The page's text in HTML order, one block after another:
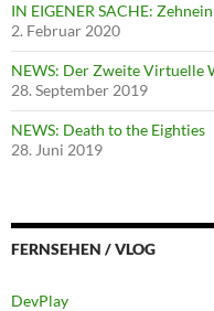
IN EIGENER SACHE:
2. Februar 2020
NEWS: Der Zweite Virtuelle
28. September 2019
NEWS: Death to the Eighties
28. Juni 2019
FERNSEHEN / VLOG
DevPlay